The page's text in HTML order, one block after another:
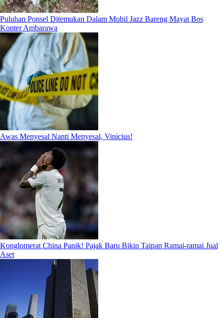
Puluhan Ponsel Ditemukan Dalam Mobil Jazz Bareng Mayat Bos
Konter Ambarawa
Awas Menyesal Nanti Menyesal, Vinicius!
Konglomerat China Panik! Pajak Baru Bikin Taipan Ramai-ramai Jual
Aset